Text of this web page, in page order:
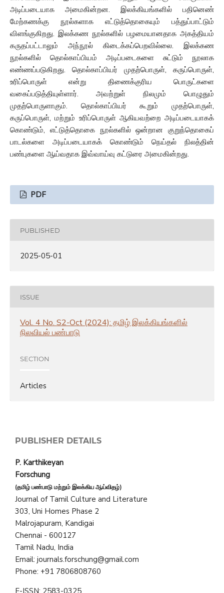
அடிப்படையாக அமைகின்றன. இலக்கியங்களில் பதினெண்
மேற்கணக்கு நூல்களாக எட்டுத்தொகையும் பத்துப்பாட்டும்
விளங்குகிறது. இலக்கண நூல்களில் பழமையானதாக அகத்தியம்
கருதப்பட்டாலும் அந்நூல் கிடைக்கப்பெறவில்லை. இலக்கண
நூல்களில் தொல்காப்பியம் அடிப்படைகளை சுட்டும் நூலாக
எண்ணப்படுகிறது. தொல்காப்பியர் முதற்பொருள், கருப்பொருள்,
உரிப்பொருள் என்று திணைக்குரிய பொருட்களை
வகைப்படுத்தியுள்ளார். அவற்றுள் நிலமும் பொழுதும்
முதற்பொருளாகும். தொல்காப்பியர் கூறும் முதற்பொருள்,
கருப்பொருள், மற்றும் உரிப்பொருள் ஆகியவற்றை அடிப்படையாகக்
கொண்டும், எட்டுத்தொகை நூல்களில் ஒன்றான குறுந்தொகைப்
பாடல்களை அடிப்படையாகக் கொண்டும் நெய்தல் நிலத்தின்
பண்புகளை ஆய்வதாக இவ்வாய்வு கட்டுரை அமைகின்றது.
PDF
PUBLISHED
2025-05-01
ISSUE
Vol. 4 No. S2-Oct (2024): தமிழ் இலக்கியங்களில்
நிலவியல் பண்பாடு
SECTION
Articles
PUBLISHER DETAILS
P. Karthikeyan
Forschung
(தமிழ் பண்பாடு மற்றும் இலக்கிய ஆய்விதழ்)
Journal of Tamil Culture and Literature
303, Uni Homes Phase 2
Malrojapuram, Kandigai
Chennai - 600127
Tamil Nadu, India
Email: journals.forschung@gmail.com
Phone: +91 7806808760